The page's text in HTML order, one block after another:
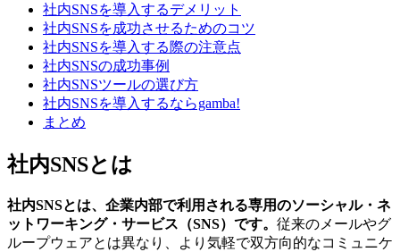
社内SNSを導入するデメリット
社内SNSを成功させるためのコツ
社内SNSを導入する際の注意点
社内SNSの成功事例
社内SNSツールの選び方
社内SNSを導入するならgamba!
まとめ
社内SNSとは
社内SNSとは、企業内部で利用される専用のソーシャル・ネ
ットワーキング・サービス（SNS）です。 従来のメールやグ
ループウェアとは異なり、より気軽で双方向的なコミュニケ